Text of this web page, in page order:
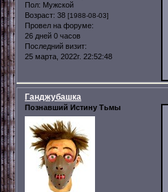
Пол: Мужской
Возраст: 38 [1988-08-03]
Провел на форуме:
26 дней 0 часов
Последний визит:
25 марта, 2022г. 22:52:48
Ганджубашка
Познавший Истину Тьмы